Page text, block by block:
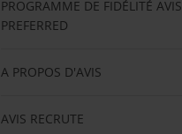
PROGRAMME DE FIDÉLITÉ AVIS
PREFERRED
A PROPOS D'AVIS
AVIS RECRUTE